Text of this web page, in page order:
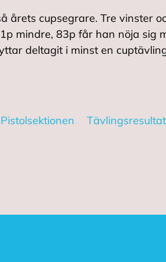
årets cupsegrare. Tre vinster
mindre, 83p får han nöja sig
deltagit i minst en
Pistolsektionen Tävlingsresultat